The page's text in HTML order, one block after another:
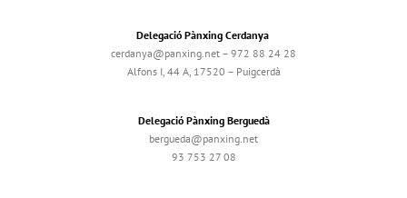
Delegació Pànxing Cerdanya
cerdanya@panxing.net – 972 88 24 28
Alfons I, 44 A, 17520 – Puigcerdà
Delegació Pànxing Berguedà
bergueda@panxing.net
93 753 27 08